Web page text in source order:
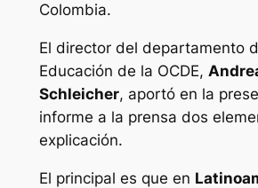
Colombia.
El director del departamento
Educación de la OCDE,
Schleicher, aportó en la
informe a la prensa dos
explicación.
El principal es que en